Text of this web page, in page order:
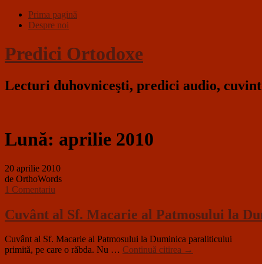
Prima pagină
Despre noi
Predici Ortodoxe
Lecturi duhovniceşti, predici audio,
Lună: aprilie 2010
20 aprilie 2010
de OrthoWords
1 Comentariu
Cuvânt al Sf. Macarie al Patmosului la
Cuvânt al Sf. Macarie al Patmosului la Duminica paraliticului
primită, pe care o răbda. Nu … Continuă citirea →